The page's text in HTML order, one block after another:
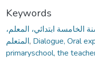
Keywords
الخامسة ابتدائي، المعلم،
المتعلم, Dialogue, Oral
primaryschool, the